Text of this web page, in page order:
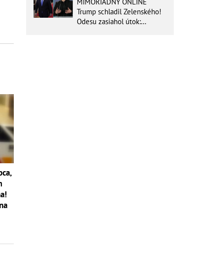
Trump schladil Zelenského!
Odesu zasiahol útok: